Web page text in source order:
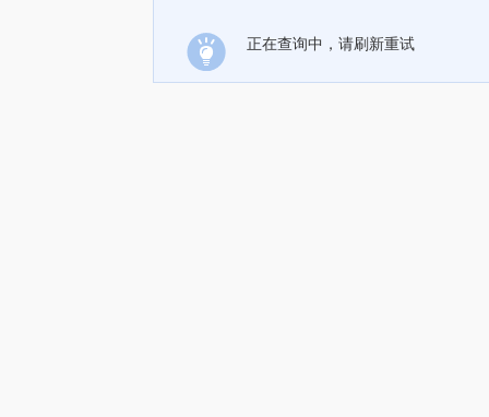
正在查询中，请刷新重试